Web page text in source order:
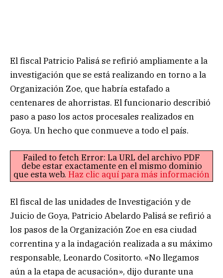
El fiscal Patricio Palisá se refirió ampliamente a la
investigación que se está realizando en torno a la
Organización Zoe, que habría estafado a
centenares de ahorristas. El funcionario describió
paso a paso los actos procesales realizados en
Goya. Un hecho que conmueve a todo el país.
Failed to fetch Error: La URL del archivo PDF
debe estar exactamente en el mismo dominio
que esta web. Haz clic aquí para más información
El fiscal de las unidades de Investigación y de
Juicio de Goya, Patricio Abelardo Palisá se refirió a
los pasos de la Organización Zoe en esa ciudad
correntina y a la indagación realizada a su máximo
responsable, Leonardo Cositorto. «No llegamos
aún a la etapa de acusación», dijo durante una